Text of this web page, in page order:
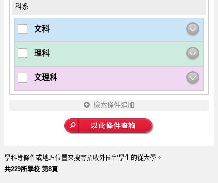
科系
文科
理科
文理科
檢索條件追加
學科等條件或地理位置來搜尋招收外國留學生的從大學。
共229所學校 第8頁